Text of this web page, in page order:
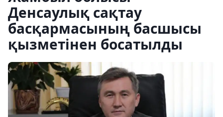
Денсаулық сақтау
басқармасының басшысы
қызметінен босатылды